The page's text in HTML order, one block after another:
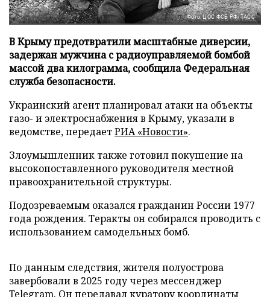
Фото: ЦОС ФСБ РФ/ТАСС
В Крыму предотвратили масштабные диверсии,
задержан мужчина с радиоуправляемой бомбой
массой два килограмма, сообщила Федеральная
служба безопасности.
Украинский агент планировал атаки на объекты
газо- и электроснабжения в Крыму, указали в
ведомстве, передаетРИА «Новости».
Злоумышленник также готовил покушение на
высокопоставленного руководителя местной
правоохранительной структуры.
Подозреваемым оказался гражданин России 1977
года рождения. Теракты он собирался проводить с
использованием самодельных бомб.
По данным следствия, жителя полуострова
завербовали в 2025 году через мессенджер
Telegram. Он передавал куратору координаты